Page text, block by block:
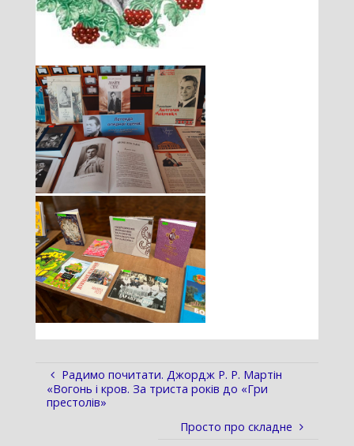
Радимо почитати. Джордж Р. Р. Мартін
«Вогонь і кров. За триста років до «Гри
престолів»
Просто про складне